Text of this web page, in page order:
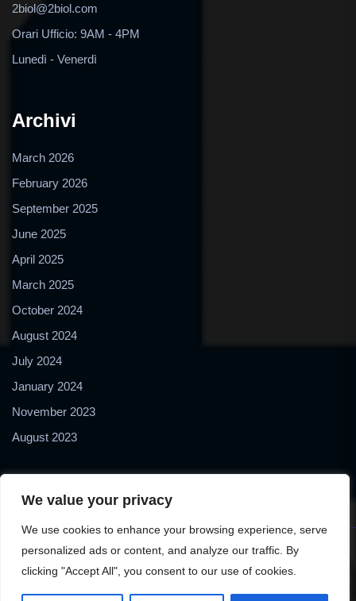
We value your privacy
We use cookies to enhance your browsing experience, serve
personalized ads or content, and analyze our traffic. By
clicking "Accept All", you consent to our use of cookies.
2biol@2biol.com
Orari Ufficio: 9AM - 4PM
Lunedì - Venerdì
Archivi
March 2026
February 2026
September 2025
June 2025
April 2025
March 2025
October 2024
August 2024
July 2024
January 2024
November 2023
August 2023